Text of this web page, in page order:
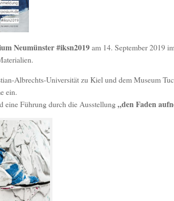
Neumünster #iksn2019am 14. September 2019
Albrechts-Universität zu Kiel und dem Museum
ein.
eine Führung durch die Ausstellung„den Faden